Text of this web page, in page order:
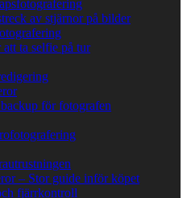
av stjärnor på bilder
ta selfie på tur
för fotografen
– Stor guide inför köpet
fjärrkontroll